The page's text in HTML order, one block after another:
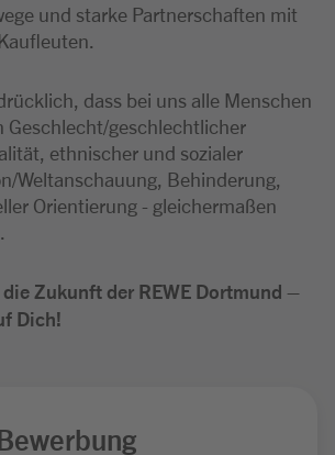
und starke Partnerschaften mit
dass bei uns alle Menschen
Geschlecht/geschlechtlicher
ethnischer und sozialer
Weltanschauung, Behinderung,
Orientierung - gleichermaßen
Zukunft der REWE Dortmund –
Dich!